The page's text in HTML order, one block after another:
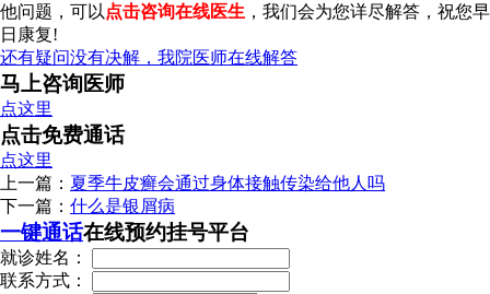
他问题，可以 点击咨询在线医生 ，我们会为您详尽解答，祝您早
日康复!
还有疑问没有决解，我院医师在线解答
马上咨询医师
点这里
点击免费通话
点这里
上一篇： 夏季牛皮癣会通过身体接触传染给他人吗
下一篇： 什么是银屑病
一键通话在线预约挂号平台
就诊姓名：
联系方式：